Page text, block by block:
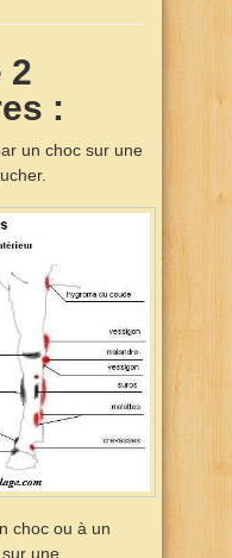
2
:
un choc sur une
choc ou à un
une